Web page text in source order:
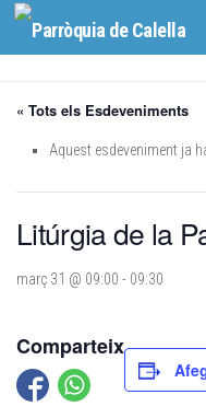
Skip to content
« Tots els Esdeveniments
Aquest esdeveniment ja
Litúrgia de la
març 31 @ 09:00 - 09:30
Comparteix